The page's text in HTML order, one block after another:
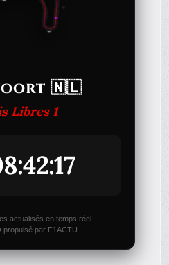
🇳🇱
Libres 1
actualisés en temps réel
propulsé par F1ACTU